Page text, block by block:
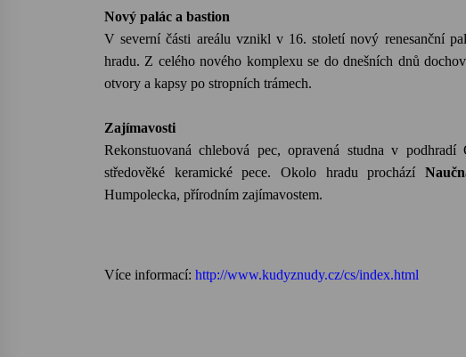
Nový palác a bastion
V severní části areálu vznikl v 16. století nový renesanční
hradu. Z celého nového komplexu se do dnešních dnů
otvory a kapsy po stropních trámech.
Zajímavosti
Rekonstuovaná chlebová pec, opravená studna v
středověké keramické pece. Okolo hradu prochází
Humpolecka, přírodním zajímavostem.
Více informací: http://www.kudyznudy.cz/cs/index.html